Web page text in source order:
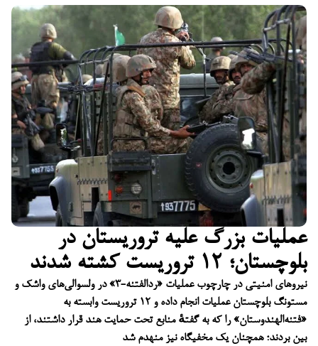
عملیات بزرگ علیه تروریستان در
بلوچستان؛ ۱۲ تروریست کشته شدند
نیروهای امنیتی در چارچوب عملیات «ردالفتنه-۳» در ولسوالی‌های واشک و
مستونگ بلوچستان عملیات انجام داده و ۱۲ تروریست وابسته به
«فتنه‌الهندوستان» را که به گفتهٔ منابع تحت حمایت هند قرار داشتند، از
بین بردند؛ همچنان یک مخفیگاه نیز منهدم شد